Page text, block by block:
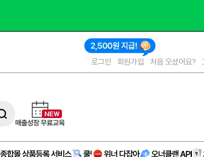
로그인 회원가입 처음 오셨어요?